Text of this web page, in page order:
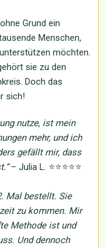
Grund ein
Menschen,
möchten.
sie zu den
Doch das
sich!
nutze, ist mein
mehr, und ich
gefällt mir, dass
– Julia L. ⭐⭐⭐⭐⭐
Mal bestellt. Sie
zu kommen. Mir
Methode ist und
Und dennoch